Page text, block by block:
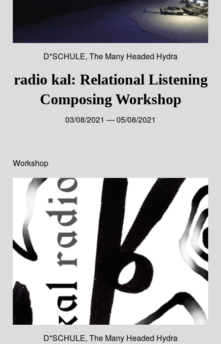
D*SCHULE, The Many Headed Hydra
radio kal: Relational Listening
Composing Workshop
03/08/2021 — 05/08/2021
Workshop
D*SCHULE, The Many Headed Hydra